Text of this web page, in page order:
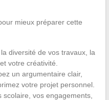
mieux préparer cette
diversité de vos travaux, la
votre créativité.
un argumentaire clair,
votre projet personnel.
vos engagements,